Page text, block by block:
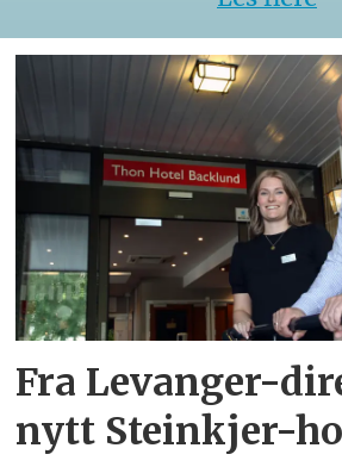
Fra Levanger-
nytt Steinkjer-